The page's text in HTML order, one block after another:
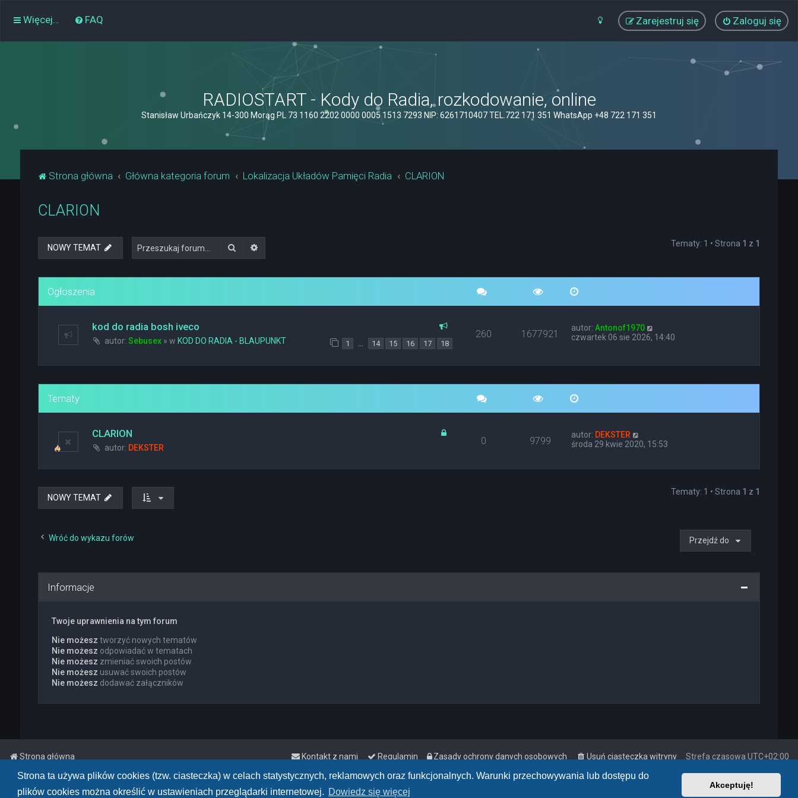
Strona ta używa plików cookies (tzw. ciasteczka) w celach statystycznych, reklamowych oraz funkcjonalnych. Warunki przechowywania lub dostępu do
plików cookies można określić w ustawieniach przeglądarki internetowej. Dowiedz się więcej
Akceptuję!
Więcej… FAQ Zaloguj się
Zarejestruj się
RADIOSTART - Kody do Radia, rozkodowanie, online
Stanisław Urbańczyk 14-300 Morąg PL 73 1160 2202 0000 0005 1513 7293 NIP: 6261710407 TEL.722 171 351 WhatsApp +48 722 171 351
Strona główna Główna kategoria forum Lokalizacja Układów Pamięci Radia CLARION
CLARION
NOWY TEMAT Szukaj Tematy: 1 • Strona 1 z 1
Ogłoszenia
kod do radia bosh iveco
autor: Sebusex » w KOD DO RADIA - BLAUPUNKT 1 … 14 15 16 17 18
260 1677921 autor:Antonof1970
czwartek 06 sie 2026, 14:40
Tematy
CLARION
autor: DEKSTER
0 9799 autor: DEKSTER
środa 29 kwie 2020, 15:53
NOWY TEMAT
Tematy: 1 • Strona 1 z 1
Wróć do wykazu forów Przejdź do
Informacje
Twoje uprawnienia na tym forum
Nie możesz tworzyć nowych tematów
Nie możesz odpowiadać w tematach
Nie możesz zmieniać swoich postów
Nie możesz usuwać swoich postów
Nie możesz dodawać załączników
Strona główna Strefa czasowa UTC+02:00
Usuń ciasteczka witryny
Zasady ochrony danych osobowych
Regulamin
Kontakt z nami
Powered by phpBB • Design by
PlanetStyles